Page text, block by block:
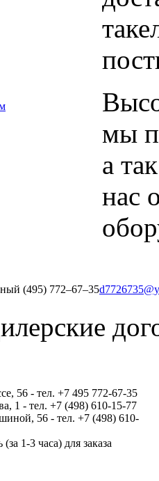
мы
а
нас
(495) 772‒67‒35
56 - тел. +7 495 772-67-35
1 - тел. +7 (498) 610-15-77
56 - тел. +7 (498) 610-
1-3 часа) для заказа